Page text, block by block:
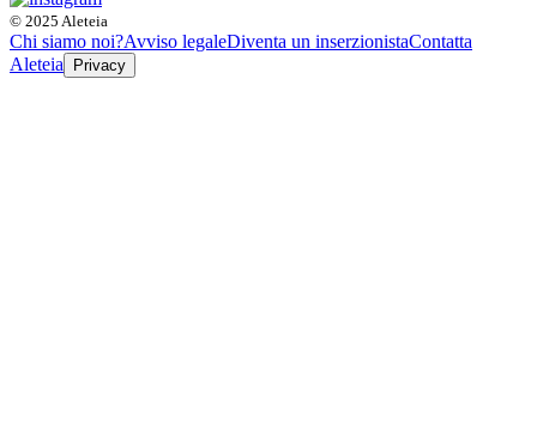
© 2025 Aleteia
Chi siamo noi?Avviso legaleDiventa un inserzionistaContatta
Aleteia
Privacy